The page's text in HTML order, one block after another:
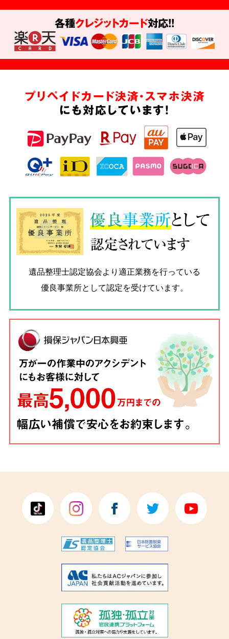
各種クレジットカード対応!!
プリペイドカード決済・スマホ決済
にも対応しています!
優良事業所として
認定されています
遺品整理士認定協会より適正業務を行っている
優良事業所として認定を受けています。